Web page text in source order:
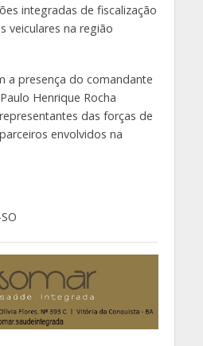
integradas de fiscalização
veiculares na região
a presença do comandante
Henrique Rocha
das forças de
envolvidos na